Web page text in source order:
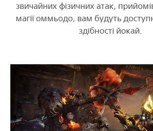
звичайних фізичних атак,
магії оммьодо, вам будуть
здібності йокай.